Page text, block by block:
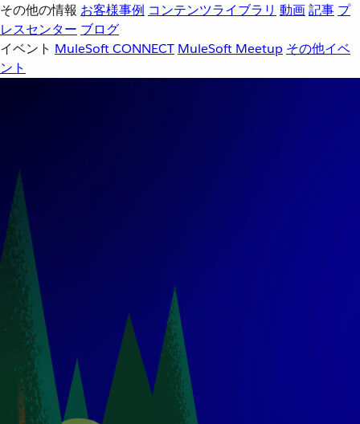
その他の情報 お客様事例 コンテンツライブラリ 動画記事 プ
レスセンター ブログ
イベント MuleSoft CONNECT MuleSoft Meetup その他イベ
ント